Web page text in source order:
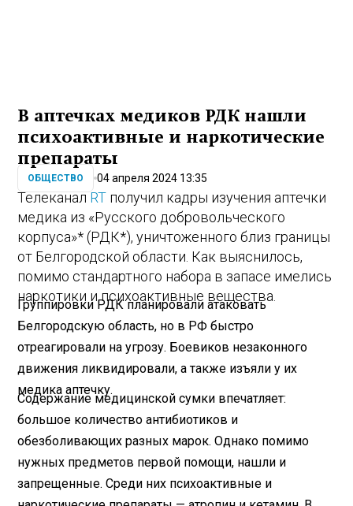
В аптечках медиков РДК нашли
психоактивные и наркотические
препараты
ОБЩЕСТВО 04 апреля 2024 13:35
ТелеканалRT получил кадры изучения аптечки
медика из «Русского добровольческого
корпуса»* (РДК*), уничтоженного близ границы
от Белгородской области. Как выяснилось,
помимо стандартного набора в запасе имелись
наркотики и психоактивные вещества.
Группировки РДК планировали атаковать
Белгородскую область, но в РФ быстро
отреагировали на угрозу. Боевиков незаконного
движения ликвидировали, а также изъяли у их
медика аптечку.
Содержание медицинской сумки впечатляет:
большое количество антибиотиков и
обезболивающих разных марок. Однако помимо
нужных предметов первой помощи, нашли и
запрещенные. Среди них психоактивные и